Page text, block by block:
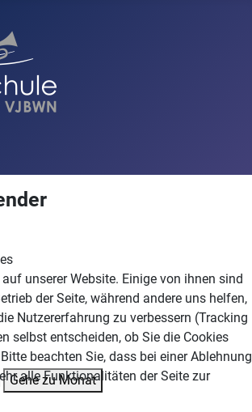
Gehe zu Monat
unserer Website. Einige von ihnen sind
der Seite, während andere uns helfen,
Nutzererfahrung zu verbessern (Tracking
selbst entscheiden, ob Sie die Cookies
beachten Sie, dass bei einer Ablehnung
alle Funktionalitäten der Seite zur